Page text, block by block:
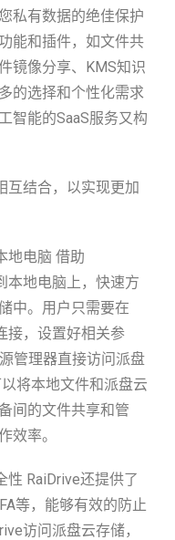
私有数据的绝佳保护
能和插件，如文件共
镜像分享、KMS知识
的选择和个性化需求
智能的SaaS服务又构
互结合，以实现更加
地电脑 借助
本地电脑上，快速方
中。用户只需要在
接，设置好相关参
管理器直接访问派盘
将本地文件和派盘云
间的文件共享和管
效率。
性 RaiDrive还提供了
等，能够有效的防止
访问派盘云存储，